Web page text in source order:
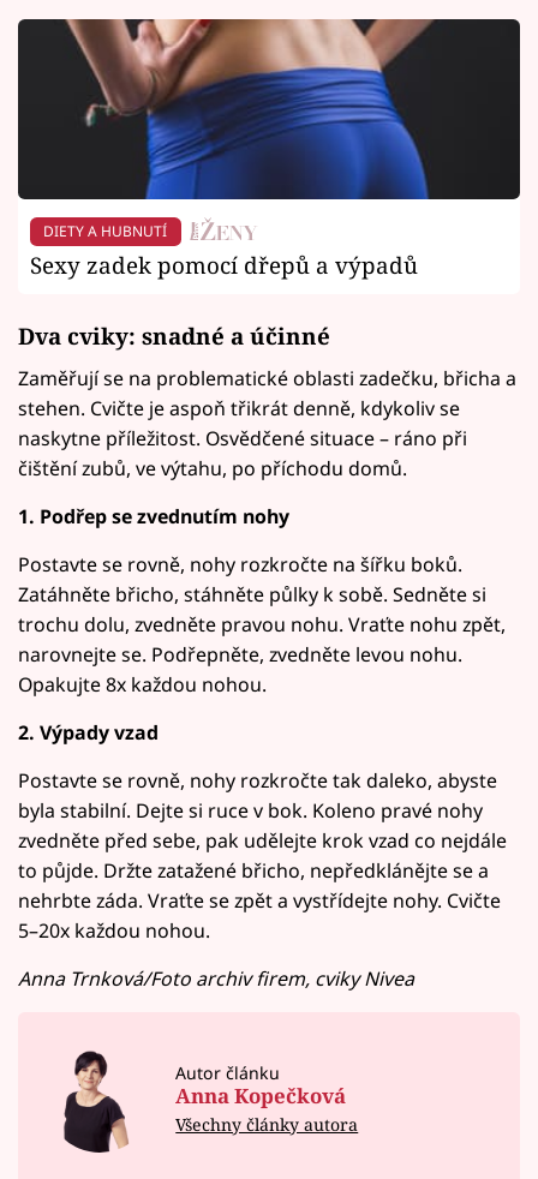
DIETY A HUBNUTÍ
Sexy zadek pomocí dřepů a výpadů
Dva cviky: snadné a účinné
Zaměřují se na problematické oblasti zadečku, břicha a
stehen. Cvičte je aspoň třikrát denně, kdykoliv se
naskytne příležitost. Osvědčené situace – ráno při
čištění zubů, ve výtahu, po příchodu domů.
1. Podřep se zvednutím nohy
Postavte se rovně, nohy rozkročte na šířku boků.
Zatáhněte břicho, stáhněte půlky k sobě. Sedněte si
trochu dolu, zvedněte pravou nohu. Vraťte nohu zpět,
narovnejte se. Podřepněte, zvedněte levou nohu.
Opakujte 8x každou nohou.
2. Výpady vzad
Postavte se rovně, nohy rozkročte tak daleko, abyste
byla stabilní. Dejte si ruce v bok. Koleno pravé nohy
zvedněte před sebe, pak udělejte krok vzad co nejdále
to půjde. Držte zatažené břicho, nepředklánějte se a
nehrbte záda. Vraťte se zpět a vystřídejte nohy. Cvičte
5–20x každou nohou.
Anna Trnková/Foto archiv firem, cviky Nivea
Autor článku
Anna Kopečková
Všechny články autora